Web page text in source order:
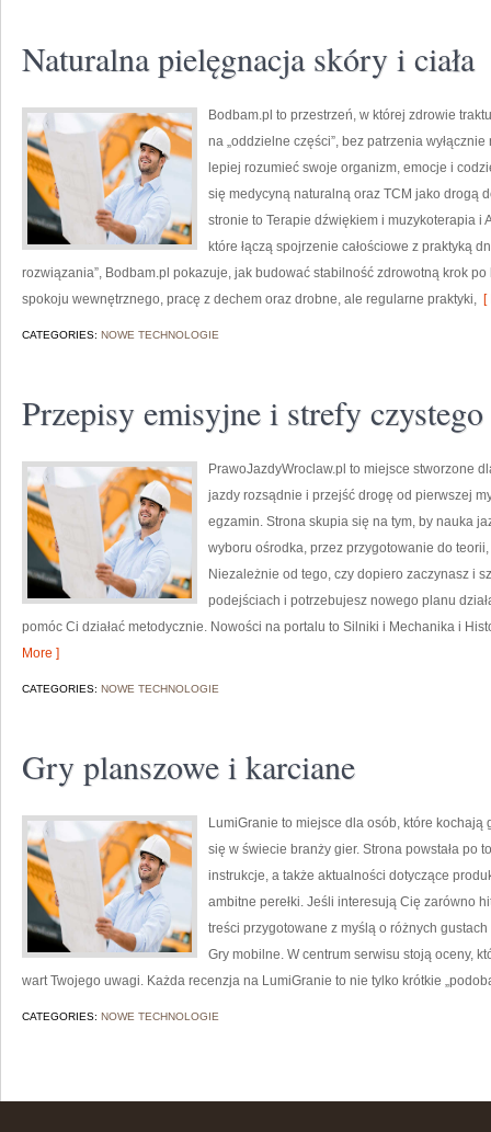
Naturalna pielęgnacja skóry i ciała
Bodbam.pl to przestrzeń, w której zdrowie
na „oddzielne części”, bez patrzenia
lepiej rozumieć swoje organizm, emocje i
się medycyną naturalną oraz TCM jako drogą
stronie to Terapie dźwiękiem i muzykoterapia i
które łączą spojrzenie całościowe z praktyką
rozwiązania”, Bodbam.pl pokazuje, jak budować stabilność zdrowotną krok
spokoju wewnętrznego, pracę z dechem oraz drobne, ale regularne praktyki, [
CATEGORIES: NOWE TECHNOLOGIE
Przepisy emisyjne i strefy
PrawoJazdyWroclaw.pl to miejsce stworzone
jazdy rozsądnie i przejść drogę od pierwszej
egzamin. Strona skupia się na tym, by nauka
wyboru ośrodka, przez przygotowanie do
Niezależnie od tego, czy dopiero zaczynasz i
podejściach i potrzebujesz nowego planu
pomóc Ci działać metodycznie. Nowości na portalu to Silniki i Mechanika i
More ]
CATEGORIES: NOWE TECHNOLOGIE
Gry planszowe i karciane
LumiGranie to miejsce dla osób, które
się w świecie branży gier. Strona powstała po
instrukcje, a także aktualności dotyczące
ambitne perełki. Jeśli interesują Cię zarówno
treści przygotowane z myślą o różnych
Gry mobilne. W centrum serwisu stoją oceny,
wart Twojego uwagi. Każda recenzja na LumiGranie to nie tylko krótkie
CATEGORIES: NOWE TECHNOLOGIE